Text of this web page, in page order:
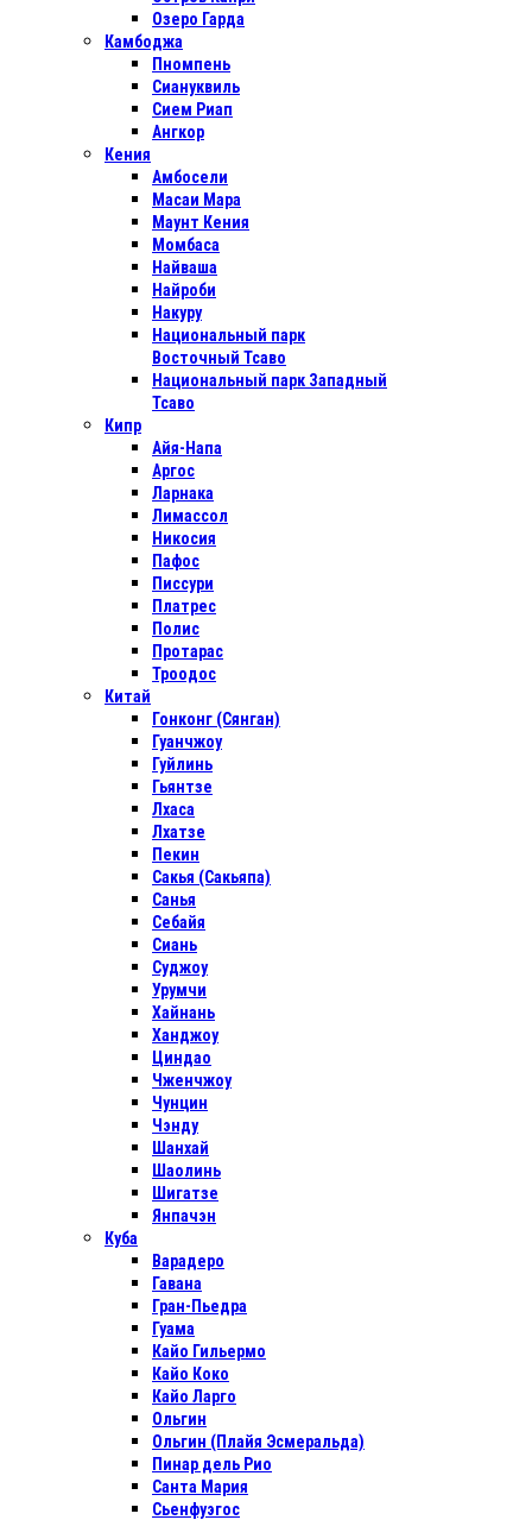
Озеро Гарда
Камбоджа
Пномпень
Сиануквиль
Сием Риап
Ангкор
Кения
Амбосели
Масаи Мара
Маунт Кения
Момбаса
Найваша
Найроби
Накуру
Национальный парк
Восточный Тсаво
Национальный парк Западный
Тсаво
Кипр
Айя-Напа
Аргос
Ларнака
Лимассол
Никосия
Пафос
Писсури
Платрес
Полис
Протарас
Троодос
Китай
Гонконг (Сянган)
Гуанчжоу
Гуйлинь
Гьянтзе
Лхаса
Лхатзе
Пекин
Сакья (Сакьяпа)
Санья
Себайя
Сиань
Суджоу
Урумчи
Хайнань
Ханджоу
Циндао
Чженчжоу
Чунцин
Чэнду
Шанхай
Шаолинь
Шигатзе
Янпачэн
Куба
Варадеро
Гавана
Гран-Пьедра
Гуама
Кайо Гильермо
Кайо Коко
Кайо Ларго
Ольгин
Ольгин (Плайя Эсмеральда)
Пинар дель Рио
Санта Мария
Сьенфуэгос